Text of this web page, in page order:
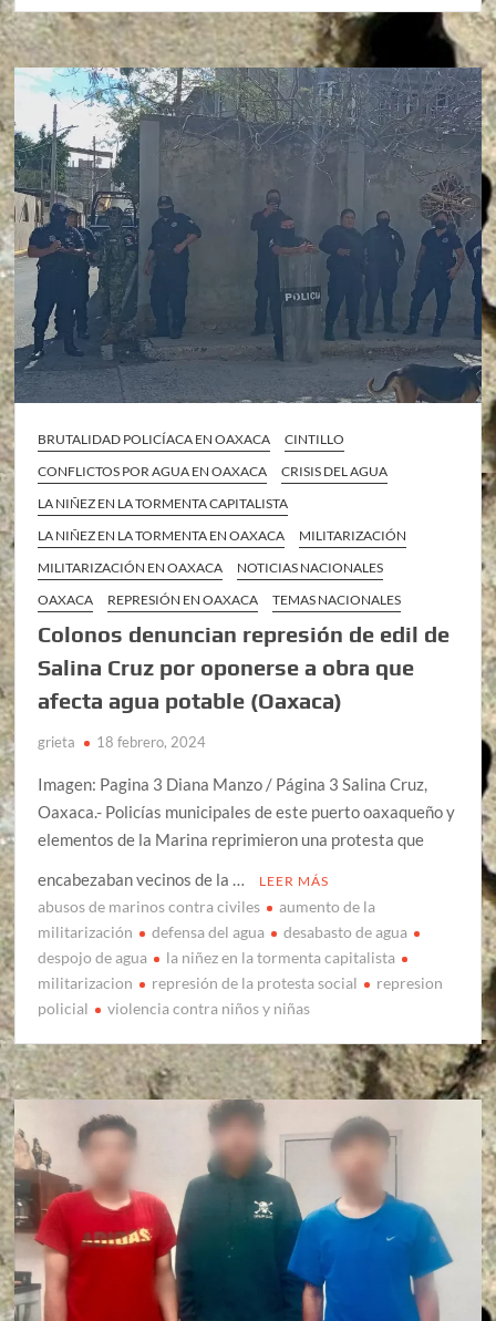
BRUTALIDAD POLICÍACA EN OAXACA
CINTILLO
CONFLICTOS POR AGUA EN OAXACA
CRISIS DEL AGUA
LA NIÑEZ EN LA TORMENTA CAPITALISTA
LA NIÑEZ EN LA TORMENTA EN OAXACA
MILITARIZACIÓN
MILITARIZACIÓN EN OAXACA
NOTICIAS NACIONALES
OAXACA
REPRESIÓN EN OAXACA TEMAS NACIONALES
Colonos denuncian represión de edil de
Salina Cruz por oponerse a obra que
afecta agua potable (Oaxaca)
grieta 18 febrero, 2024
Imagen: Pagina 3 Diana Manzo / Página 3 Salina Cruz,
Oaxaca.- Policías municipales de este puerto oaxaqueño y
elementos de la Marina reprimieron una protesta que
encabezaban vecinos de la …
LEER MÁS
abusos de marinos contra civiles
aumento de la
militarización
defensa del agua
desabasto de agua
despojo de agua
la niñez en la tormenta capitalista
militarizacion
represión de la protesta social
represion
policial
violencia contra niños y niñas